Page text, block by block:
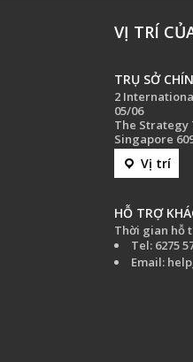
VỊ TRÍ
TRỤ SỞ
2
05/06
The Strategy
Singapore
Vị trí
HỖ TRỢ
Thời gian hỗ
Tel: 6275
Email: